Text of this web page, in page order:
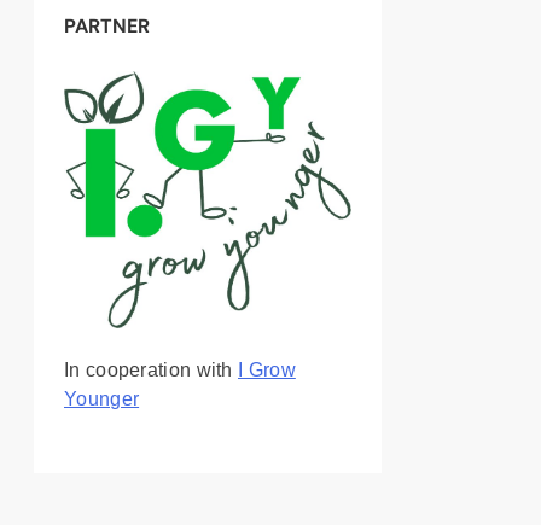
PARTNER
In cooperation with
I Grow
Younger